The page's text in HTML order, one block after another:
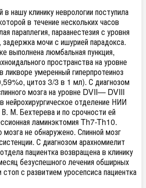
в нашу клинику неврологии поступила
в течение нескольких часов
параплегия, параанестезия с уровня
задержка мочи с ишурией парадокса.
выполнена люмбальная пункция,
пространства на уровне
ликворе умеренный гиперпротеиноз
цитоз 3/3 в 1 мл). С диагнозом
мозга на уровне DVII— DVIII
нейрохирургическое отделение НИИ
М. Бехтерева и по срочности ей
ламинэктомия Th7-Th10.
мозга не обнаружено. Спинной мозг
С диагнозом арахномиелит
пациентка возвращена в клинику
безуспешного лечения обширных
с развитием уросепсиса пациентка